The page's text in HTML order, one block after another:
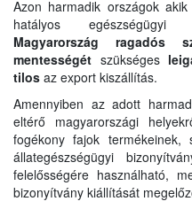
Azon harmadik országok
hatályos egészségügyi
Magyarország ragadós
mentességét szükséges
tilos az export kiszállítás.
Amennyiben az adott
eltérő magyarországi
fogékony fajok termékeinek,
állategészségügyi
felelősségére használható,
bizonyítvány kiállítását